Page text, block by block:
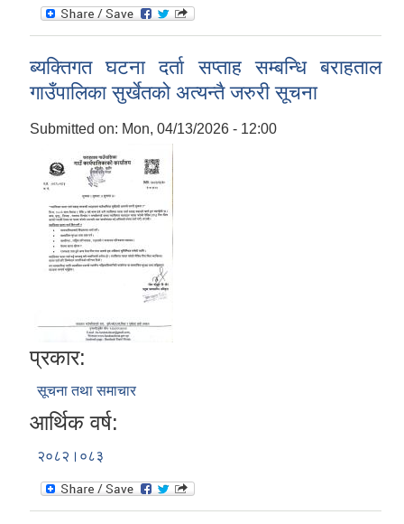
ब्यक्तिगत घटना दर्ता सप्ताह सम्बन्धि बराहताल
गाउँपालिका सुर्खेतको अत्यन्तै जरुरी सूचना
Submitted on: Mon, 04/13/2026 - 12:00
प्रकार:
सूचना तथा समाचार
आर्थिक वर्ष:
२०८२।०८३